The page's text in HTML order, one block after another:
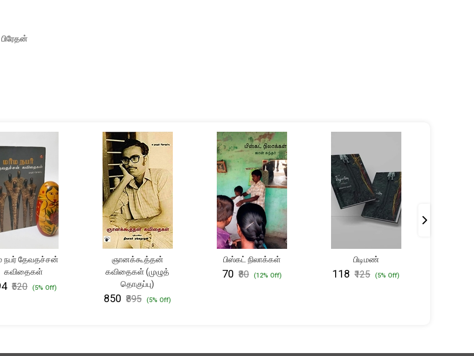
நபர் தேவதச்சன்
கவிதைகள்
₹520 (5% Off)
ஞானக்கூத்தன்
கவிதைகள் (முழுத்
தொகுப்பு)
₹850 ₹895 (5% Off)
பிஸ்கட் நிலாக்கள்
₹70 ₹80 (12% Off)
பிடிமண்
₹118 ₹125 (5% Off)